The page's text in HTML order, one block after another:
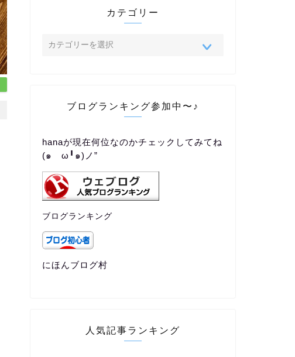
カテゴリー
ブログランキング参加中〜♪
hanaが現在何位なのかチェックしてみてね
(๑ゝω╹๑)ノ”
ブログランキング
にほんブログ村
人気記事ランキング